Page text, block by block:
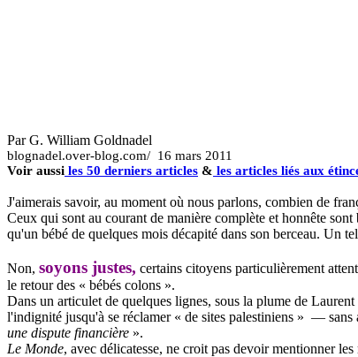
Par G. William Goldnadel
blognadel.over-blog.com/ 16 mars 2011
Voir aussi les 50 derniers articles & les articles liés aux
J'aimerais savoir, au moment où nous parlons, combien de
Ceux qui sont au courant de manière complète et honnête
qu'un bébé de quelques mois décapité dans son berceau. Un
Non, soyons justes, certains citoyens particulièrement
le retour des « bébés colons ».
Dans un articulet de quelques lignes, sous la plume de Laurent
l'indignité jusqu'à se réclamer « de sites palestiniens » —
une dispute financière ».
Le Monde, avec délicatesse, ne croit pas devoir mentionner